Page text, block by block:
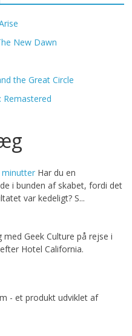
New Dawn
the Great Circle
Remastered
minutter Har du en
i bunden af skabet, fordi det
var kedeligt? S...
med Geek Culture på rejse i
Hotel California.
- et produkt udviklet af